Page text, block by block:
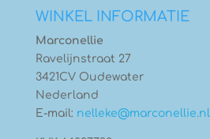
WINKEL INFORMATIE
Marconellie
Ravelijnstraat 27
3421CV Oudewater
Nederland
E-mail: nelleke@marconellie.nl